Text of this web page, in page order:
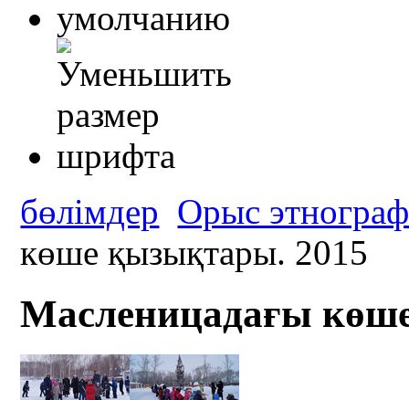
бөлімдер Орыс
көше қызықтары. 2015
Масленицадағы